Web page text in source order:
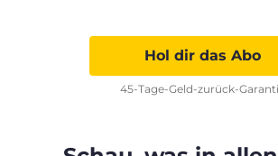
Hol dir das Abo
45-Tage-Geld-zurück-